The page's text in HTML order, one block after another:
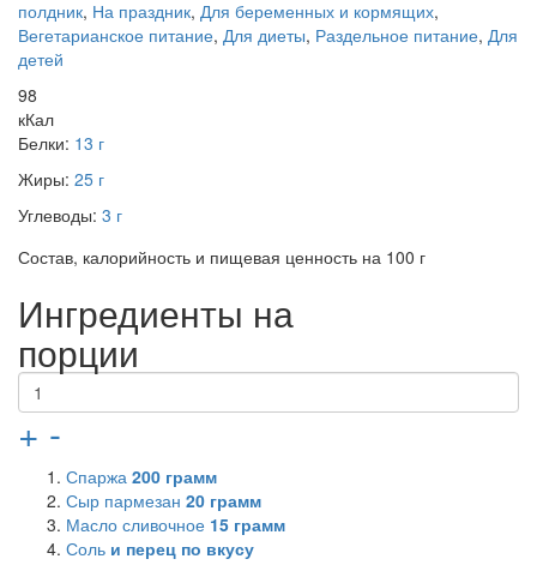
полдник, На праздник, Для беременных и кормящих,
Вегетарианское питание, Для диеты, Раздельное питание, Для
детей
98
кКал
Белки: 13 г
Жиры: 25 г
Углеводы: 3 г
Состав, калорийность и пищевая ценность на 100 г
Ингредиенты на
порции
+ -
Спаржа 200 грамм
Сыр пармезан 20 грамм
Масло сливочное 15 грамм
Соль и перец по вкусу